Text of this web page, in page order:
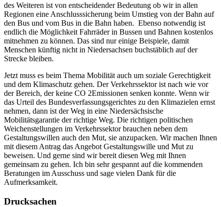
des Weiteren ist von entscheidender Bedeutung ob wir in allen
Regionen eine Anschlusssicherung beim Umstieg von der Bahn auf
den Bus und vom Bus in die Bahn haben. Ebenso notwendig ist
endlich die Möglichkeit Fahrräder in Bussen und Bahnen kostenlos
mitnehmen zu können. Das sind nur einige Beispiele, damit
Menschen künftig nicht in Niedersachsen buchstäblich auf der
Strecke bleiben.
Jetzt muss es beim Thema Mobilität auch um soziale Gerechtigkeit
und dem Klimaschutz gehen. Der Verkehrssektor ist nach wie vor
der Bereich, der keine CO 2Emissionen senken konnte. Wenn wir
das Urteil des Bundesverfassungsgerichtes zu den Klimazielen ernst
nehmen, dann ist der Weg in eine Niedersächsische
Mobilitätsgarantie der richtige Weg. Die richtigen politischen
Weichenstellungen im Verkehrssektor brauchen neben dem
Gestaltungswillen auch den Mut, sie anzupacken. Wir machen Ihnen
mit diesem Antrag das Angebot Gestaltungswille und Mut zu
beweisen. Und gerne sind wir bereit diesen Weg mit Ihnen
gemeinsam zu gehen. Ich bin sehr gespannt auf die kommenden
Beratungen im Ausschuss und sage vielen Dank für die
Aufmerksamkeit.
Drucksachen